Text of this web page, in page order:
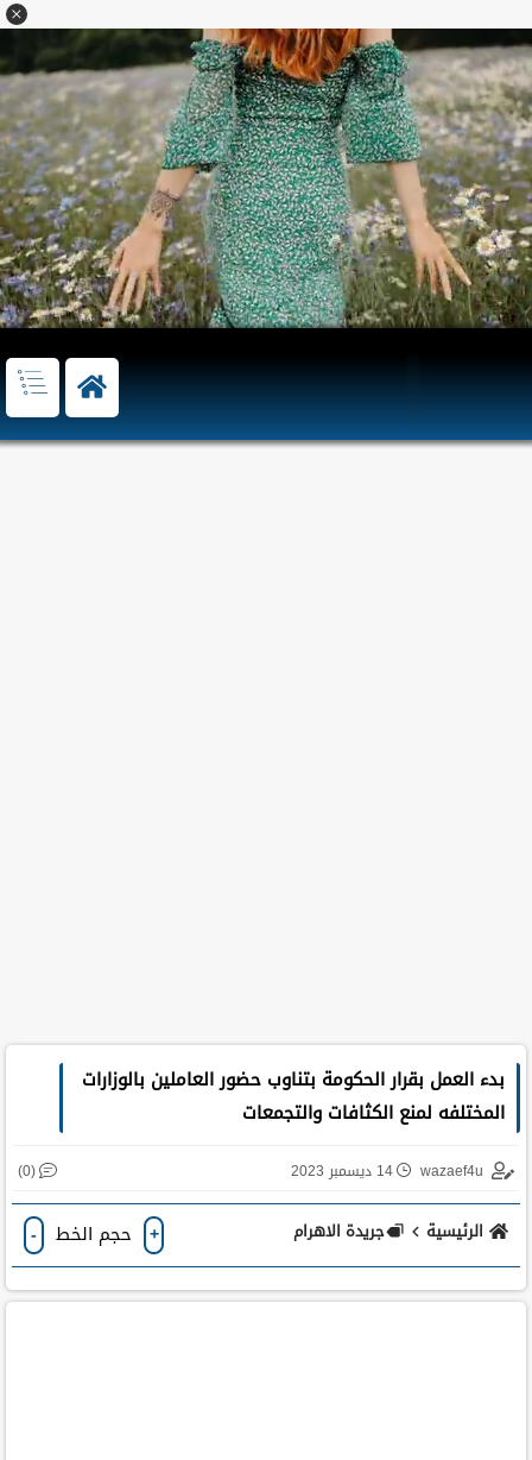
بدء العمل بقرار الحكومة بتناوب حضور العاملين بالوزارات
المختلفه لمنع الكثافات والتجمعات
wazaef4u 14 ديسمبر 2023 (0)
الرئيسية جريدة الاهرام + حجم الخط -